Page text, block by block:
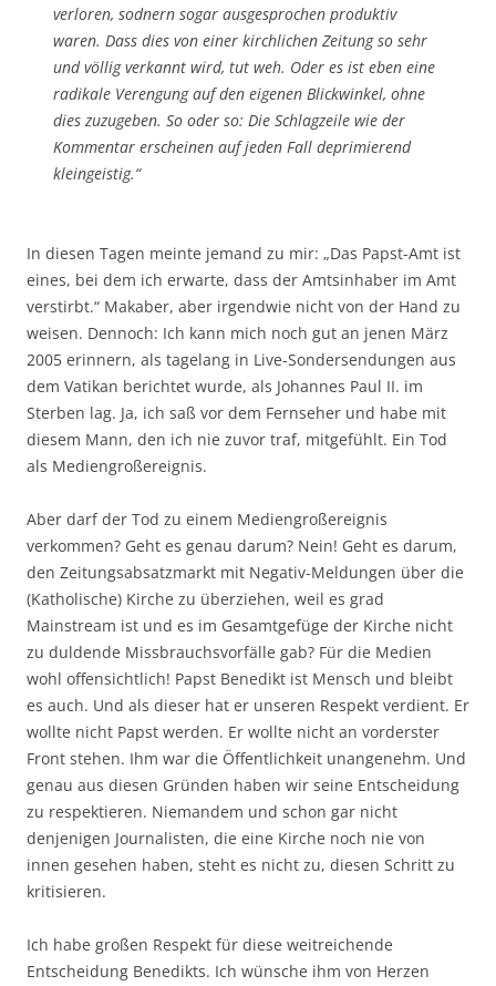
verloren, sodnern sogar ausgesprochen produktiv
waren. Dass dies von einer kirchlichen Zeitung so sehr
und völlig verkannt wird, tut weh. Oder es ist eben eine
radikale Verengung auf den eigenen Blickwinkel, ohne
dies zuzugeben. So oder so: Die Schlagzeile wie der
Kommentar erscheinen auf jeden Fall deprimierend
kleingeistig.“
In diesen Tagen meinte jemand zu mir: „Das Papst-Amt ist
eines, bei dem ich erwarte, dass der Amtsinhaber im Amt
verstirbt.“ Makaber, aber irgendwie nicht von der Hand zu
weisen. Dennoch: Ich kann mich noch gut an jenen März
2005 erinnern, als tagelang in Live-Sondersendungen aus
dem Vatikan berichtet wurde, als Johannes Paul II. im
Sterben lag. Ja, ich saß vor dem Fernseher und habe mit
diesem Mann, den ich nie zuvor traf, mitgefühlt. Ein Tod
als Mediengroßereignis.
Aber darf der Tod zu einem Mediengroßereignis
verkommen? Geht es genau darum? Nein! Geht es darum,
den Zeitungsabsatzmarkt mit Negativ-Meldungen über die
(Katholische) Kirche zu überziehen, weil es grad
Mainstream ist und es im Gesamtgefüge der Kirche nicht
zu duldende Missbrauchsvorfälle gab? Für die Medien
wohl offensichtlich! Papst Benedikt ist Mensch und bleibt
es auch. Und als dieser hat er unseren Respekt verdient. Er
wollte nicht Papst werden. Er wollte nicht an vorderster
Front stehen. Ihm war die Öffentlichkeit unangenehm. Und
genau aus diesen Gründen haben wir seine Entscheidung
zu respektieren. Niemandem und schon gar nicht
denjenigen Journalisten, die eine Kirche noch nie von
innen gesehen haben, steht es nicht zu, diesen Schritt zu
kritisieren.
Ich habe großen Respekt für diese weitreichende
Entscheidung Benedikts. Ich wünsche ihm von Herzen